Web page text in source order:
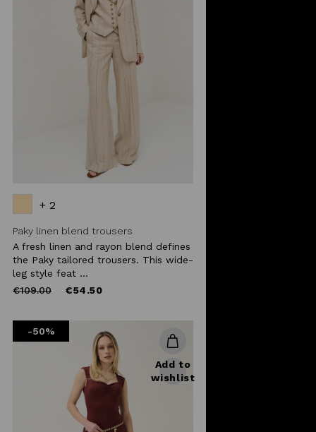
+ 2
Paky linen blend trousers
A fresh linen and rayon blend defines
the Paky tailored trousers. This wide-
leg style feat ...
Price
€109.00to €54.50
-50%
Add to
wishlist